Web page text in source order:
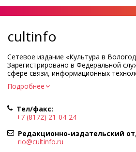
cultinfo
Сетевое издание «Культура в
Зарегистрировано в Федеральной
сфере связи, информационных
коммуникаций.
Регистрационный номер и дата
Учредитель КУ ВО «Информационно-
культуры»
Адрес учредителя и редакции: 160000,
Вологда, ул. Марии Ульяновой, д.10
Главный редактор — Легчанова Елена
Подробнее
Тел/факс:
+7 (8172) 21-04-24
Редакционно-издательский
rio@cultinfo.ru